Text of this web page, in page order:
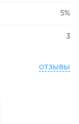
5%
3
отзывы